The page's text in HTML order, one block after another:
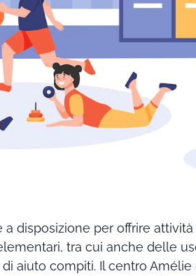
disposizione per offrire
tra cui anche delle
aiuto compiti. Il centro